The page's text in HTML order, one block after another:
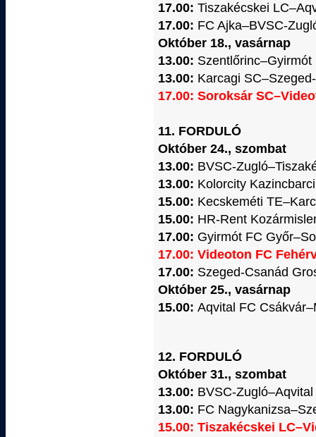
17.00: Tiszakécskei
17.00: FC Ajka–BVSC-
Október 18., vasárnap
13.00: Szentlőrinc–Gyirmót
13.00: Karcagi
17.00: Soroksár
11. FORDULÓ
Október 24., szombat
13.00: BVSC-
13.00: Kolorcity
15.00: Kecskeméti
15.00: HR-Rent
17.00: Gyirmót FC
17.00: Videoton FC
17.00: Szeged-Csanád
Október 25., vasárnap
15.00: Aqvital FC
12. FORDULÓ
Október 31., szombat
13.00: BVSC-
13.00: FC
15.00: Tiszakécskei